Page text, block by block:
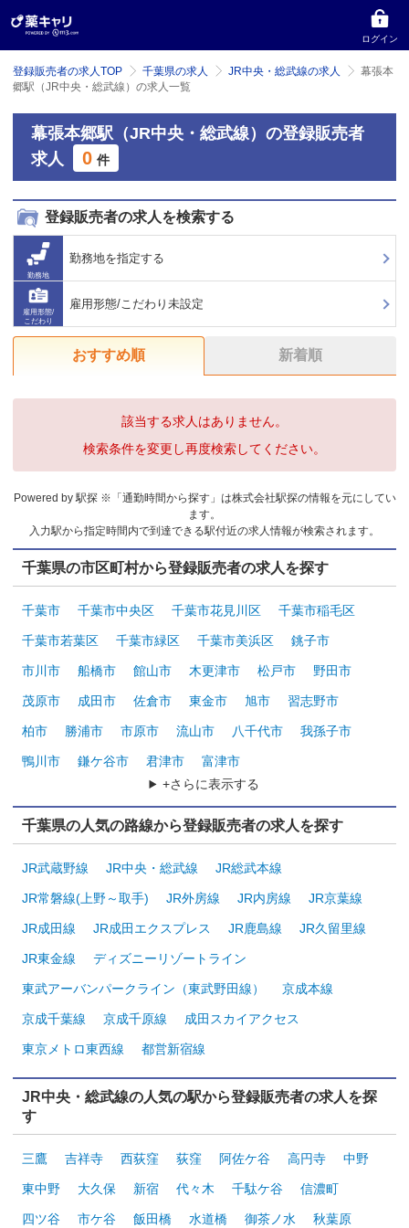
ログイン
登録販売者の求人TOP 千葉県の求人 JR中央・総武線の求人
幕張本
郷駅（JR中央・総武線）の求人一覧
幕張本郷駅（JR中央・総武線）の登録販売者
求人
0 件
登録販売者の求人を検索する
勤務地
勤務地を指定する
雇用形態/
こだわり
雇用形態/こだわり未設定
おすすめ順 新着順
該当する求人はありません。
検索条件を変更し再度検索してください。
Powered by 駅探 ※「通勤時間から探す」は株式会社駅探の情報を元にしてい
ます。
入力駅から指定時間内で到達できる駅付近の求人情報が検索されます。
千葉県の市区町村から登録販売者の求人を探す
千葉市 千葉市中央区 千葉市花見川区 千葉市稲毛区
千葉市若葉区 千葉市緑区 千葉市美浜区 銚子市
市川市 船橋市 館山市 木更津市 松戸市 野田市
茂原市 成田市 佐倉市 東金市 旭市 習志野市
柏市 勝浦市 市原市 流山市 八千代市 我孫子市
鴨川市 鎌ケ谷市 君津市
富津市
+さらに表示する
千葉県の人気の路線から登録販売者の求人を探す
JR武蔵野線 JR中央・総武線 JR総武本線
JR常磐線(上野～取手) JR外房線 JR内房線 JR京葉線
JR成田線 JR成田エクスプレス JR鹿島線 JR久留里線
JR東金線 ディズニーリゾートライン
東武アーバンパークライン（東武野田線） 京成本線
京成千葉線 京成千原線 成田スカイアクセス
東京メトロ東西線 都営新宿線
JR中央・総武線の人気の駅から登録販売者の求人を探
す
三鷹 吉祥寺 西荻窪 荻窪 阿佐ケ谷 高円寺 中野
東中野 大久保 新宿 代々木 千駄ケ谷 信濃町
四ツ谷 市ケ谷 飯田橋 水道橋 御茶ノ水 秋葉原